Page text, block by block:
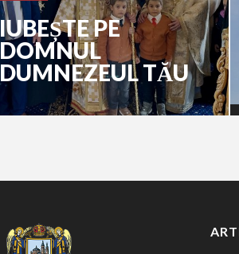
IUBEȘTE PE
DOMNUL
DUMNEZEUL TĂU